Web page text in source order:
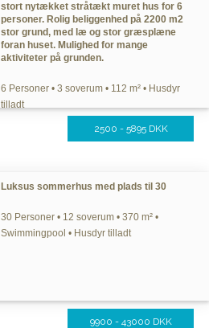
stort nytækket stråtækt muret hus for 6
personer. Rolig beliggenhed på 2200 m2
stor grund, med læ og stor græsplæne
foran huset. Mulighed for mange
aktiviteter på grunden.
6 Personer • 3 soverum • 112 m² • Husdyr
tilladt
2500 - 5895 DKK
Luksus sommerhus med plads til 30
30 Personer • 12 soverum • 370 m² •
Swimmingpool • Husdyr tilladt
9900 - 43000 DKK